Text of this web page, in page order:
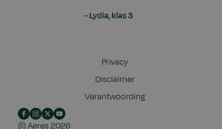
Lydia, klas 3
©Aeres2026
Privacy
Disclaimer
Verantwoording
Facebook
Instagram
X YouTube